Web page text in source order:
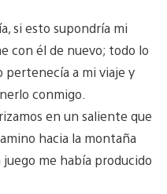
si esto supondría mi
con él de nuevo; todo lo
pertenecía a mi viaje y
conmigo.
en un saliente que
hacia la montaña
me había producido